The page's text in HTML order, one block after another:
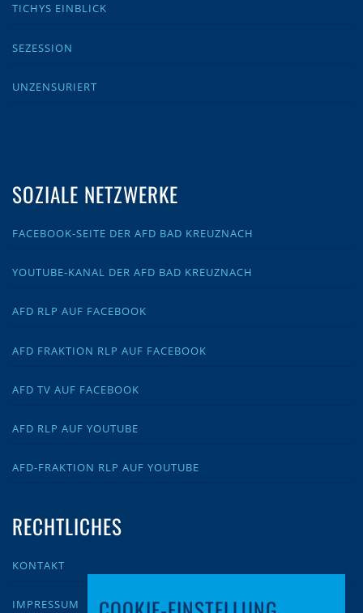
TICHYS EINBLICK
SEZESSION
UNZENSURIERT
SOZIALE NETZWERKE
FACEBOOK-SEITE DER AFD BAD KREUZNACH
YOUTUBE-KANAL DER AFD BAD KREUZNACH
AFD RLP AUF FACEBOOK
AFD FRAKTION RLP AUF FACEBOOK
AFD TV AUF FACEBOOK
AFD RLP AUF YOUTUBE
AFD-FRAKTION RLP AUF YOUTUBE
RECHTLICHES
KONTAKT
IMPRESSUM